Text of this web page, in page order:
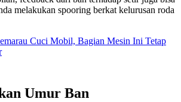
melakukan spooring berkat kelurusan roda
Cuci Mobil, Bagian Mesin Ini Tetap
Umur Ban